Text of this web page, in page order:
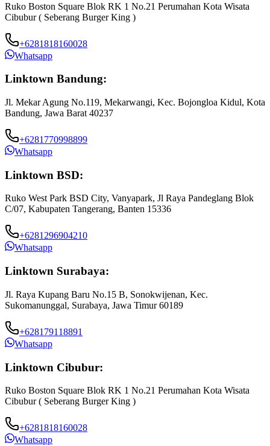
Ruko Boston Square Blok RK 1 No.21 Perumahan Kota Wisata
Cibubur ( Seberang Burger King )
+6281818160028
Whatsapp
Linktown Bandung:
Jl. Mekar Agung No.119, Mekarwangi, Kec. Bojongloa Kidul, Kota
Bandung, Jawa Barat 40237
+6281770998899
Whatsapp
Linktown BSD:
Ruko West Park BSD City, Vanyapark, Jl Raya Pandeglang Blok
C/07, Kabupaten Tangerang, Banten 15336
+6281296904210
Whatsapp
Linktown Surabaya:
Jl. Raya Kupang Baru No.15 B, Sonokwijenan, Kec.
Sukomanunggal, Surabaya, Jawa Timur 60189
+628179118891
Whatsapp
Linktown Cibubur:
Ruko Boston Square Blok RK 1 No.21 Perumahan Kota Wisata
Cibubur ( Seberang Burger King )
+6281818160028
Whatsapp